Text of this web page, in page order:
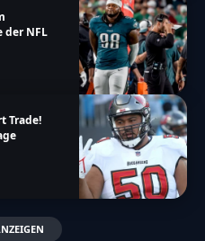
der NFL
Trade!